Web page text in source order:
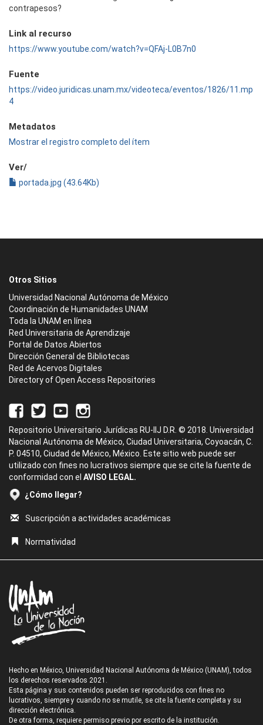
contrapesos?
Link al recurso
https://www.youtube.com/watch?v=QFAj-L0B7n0
Fuente
https://video.juridicas.unam.mx/videoteca/eventos/1826/11.mp
4
Metadatos
Mostrar el registro completo del ítem
Ver/
portada.jpg (43.64Kb)
Otros Sitios
Universidad Nacional Autónoma de México
Coordinación de Humanidades UNAM
Toda la UNAM en línea
Red Universitaria de Aprendizaje
Portal de Datos Abiertos
Dirección General de Bibliotecas
Red de Acervos Digitales
Directory of Open Access Repositories
Repositorio Universitario Jurídicas RU-IIJ D.R. © 2018. Universidad
Nacional Autónoma de México, Ciudad Universitaria, Coyoacán, C.
P. 04510, Ciudad de México, México. Este sitio web puede ser
utilizado con fines no lucrativos siempre que se cite la fuente de
conformidad con el AVISO LEGAL.
¿Cómo llegar?
Suscripción a actividades académicas
Normatividad
Hecho en México, Universidad Nacional Autónoma de México (UNAM), todos
los derechos reservados 2021.
Esta página y sus contenidos pueden ser reproducidos con fines no
lucrativos, siempre y cuando no se mutile, se cite la fuente completa y su
dirección electrónica.
De otra forma, requiere permiso previo por escrito de la institución.